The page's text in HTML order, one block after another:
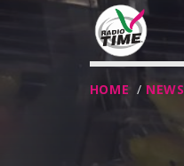
HOME / NEWS